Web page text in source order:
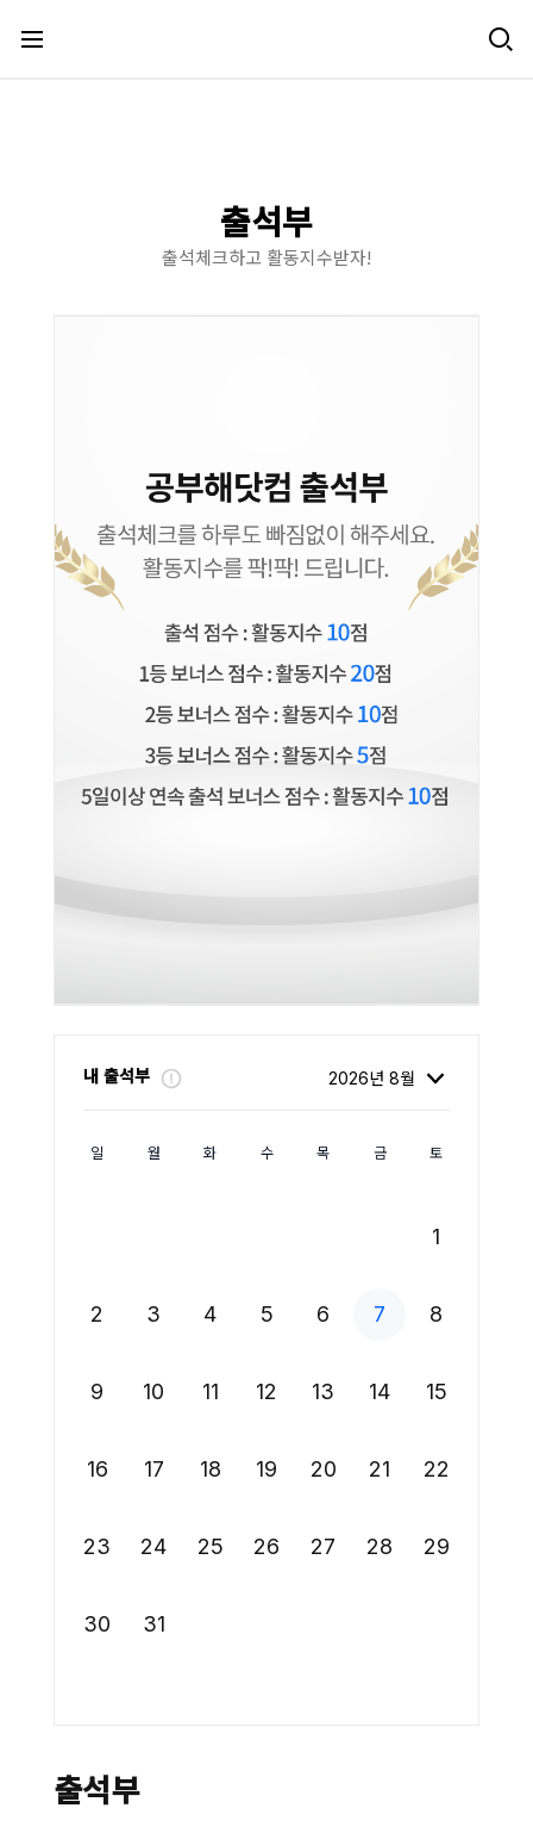
출석부
출석체크하고 활동지수받자!
내 출석부
일 월 화 수 목 금 토
1
2 3 4 5 6 7 8
9 10 11 12 13 14 15
16 17 18 19 20 21 22
23 24 25 26 27 28 29
30 31
출석부